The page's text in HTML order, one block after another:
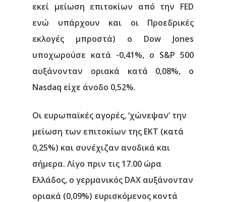
εκεί μείωση επιτοκίων από την FED
ενώ υπάρχουν και οι Προεδρικές
εκλογές μπροστά) ο Dow Jones
υποχωρούσε κατά -0,41%, ο S&P 500
αυξάνονταν οριακά κατά 0,08%, ο
Nasdaq είχε άνοδο 0,52%.
Οι ευρωπαϊκές αγορές, ‘χώνεψαν’ την
μείωση των επιτοκίων της ΕΚΤ (κατά
0,25%) και συνέχιζαν ανοδικά και
σήμερα. Λίγο πριν τις 17.00 ώρα
Ελλάδος, ο γερμανικός DAX αυξάνονταν
οριακά (0,09%) ευρισκόμενος κοντά